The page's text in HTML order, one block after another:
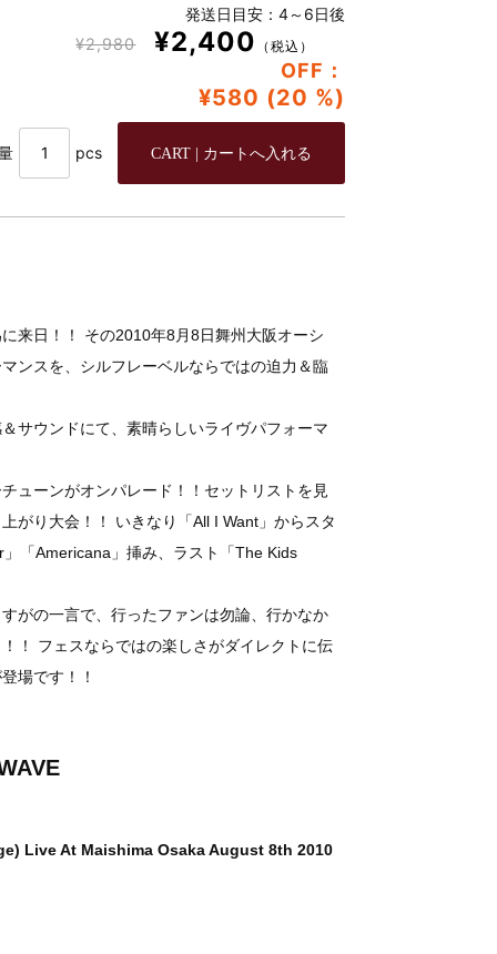
発送日目安：4～6日後
¥2,980
¥2,400 （税込）
OFF：
¥580 (20 %)
pcs
来日！！ その2010年8月8日舞州大阪オーシ
ンスを、シルフレーベルならではの迫力＆臨
サウンドにて、素晴らしいライヴパフォーマ
ューンがオンパレード！！セットリストを見
がり大会！！ いきなり「All I Want」からスタ
「Americana」挿み、ラスト「The Kids
がの一言で、行ったファンは勿論、行かなか
！ フェスならではの楽しさがダイレクトに伝
場です！！
Live At Maishima Osaka August 8th 2010